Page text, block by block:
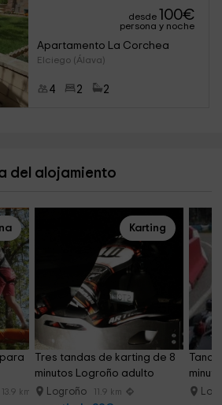
desde 100€
persona y noche
Apartamento La Corchea
Elciego (Álava)
4 2 2
del alojamiento
13.9 km
Karting
Tres tandas de karting de 8
minutos Logroño adulto
Logroño 11.9 km